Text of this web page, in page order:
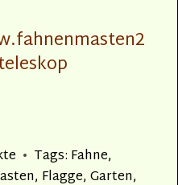
Tags: Fahne,
, Flagge,Garten,